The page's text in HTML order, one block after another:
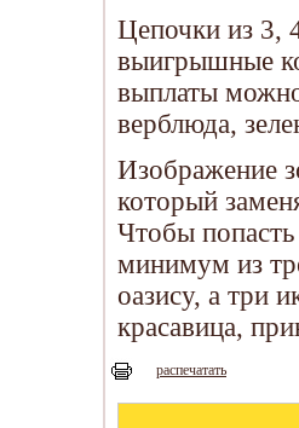
Цепочки из 3,
выигрышные
выплаты
верблюда,
Изображение
который
Чтобы
минимум из
оазису, а три
красавица,
распечатать